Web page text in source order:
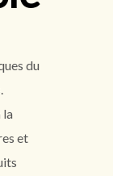
du
la
et